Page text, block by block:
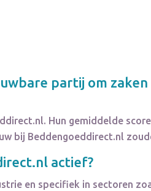
partij om zaken
Hun gemiddelde
bij Beddengoeddirect.nl
actief?
en specifiek in sectoren